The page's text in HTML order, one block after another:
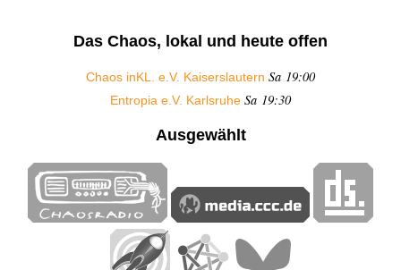
Das Chaos, lokal und heute offen
Chaos inKL. e.V. Kaiserslautern Sa 19:00
Entropia e.V. Karlsruhe Sa 19:30
Ausgewählt